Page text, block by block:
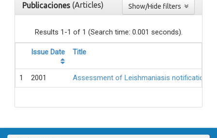
Publicaciones (Articles)
Results 1-1 of 1 (Search time: 0.001 seconds).
Issue Date Title
1 2001 Assessment of Leishmaniasis notification